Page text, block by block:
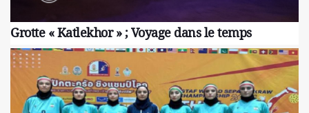
Grotte « Katlekhor » ; Voyage dans le temps